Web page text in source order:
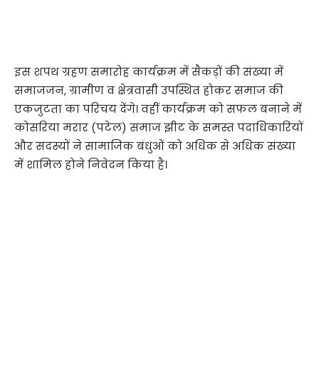
इस शपथ ग्रहण समारोह कार्यक्रम में सैकड़ों की संख्या में
समाजजन, ग्रामीण व क्षेत्रवासी उपस्थित होकर समाज की
एकजुटता का परिचय देंगे। वहीं कार्यक्रम को सफल बनाने में
कोसरिया मरार (पटेल) समाज झीट के समस्त पदाधिकारियों
और सदस्यों ने सामाजिक बंधुओं को अधिक से अधिक संख्या
में शामिल होने निवेदन किया है।